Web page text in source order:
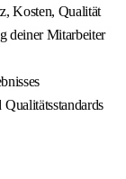
Kosten, Qualität
deiner Mitarbeiter